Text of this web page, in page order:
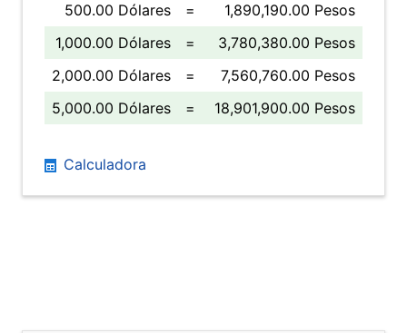
500.00 Dólares
=
1,890,190.00 Pesos
1,000.00 Dólares
=
3,780,380.00 Pesos
2,000.00 Dólares
=
7,560,760.00 Pesos
5,000.00 Dólares
= 18,901,900.00 Pesos
Calculadora